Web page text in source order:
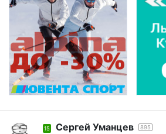
15 Cергей Уманцев 895